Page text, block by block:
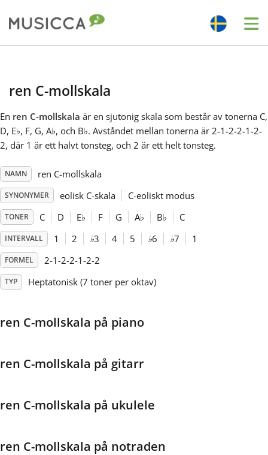
Dansk
Deutsch
English
हिन्दी
Italiano
日本語
ren C-mollskala
En ren C-mollskala är en sjutonig skala som består av tonerna C,
D, E♭, F, G, A♭, och B♭. Avståndet mellan tonerna är 2-1-2-2-1-2-
2, där 1 är ett halvt tonsteg, och 2 är ett helt tonsteg.
NAMN ren C-mollskala
SYNONYMER eolisk C-skala C-eoliskt modus
TONER C D E♭ F G A♭ B♭ C
INTERVALL 1 2 ♭3 4 5 ♭6 ♭7 1
FORMEL 2-1-2-2-1-2-2
TYP Heptatonisk (7 toner per oktav)
ren C-mollskala på piano
ren C-mollskala på gitarr
ren C-mollskala på ukulele
ren C-mollskala på notraden